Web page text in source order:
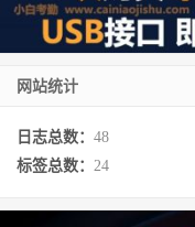
网站统计
日志总数： 48
标签总数： 24